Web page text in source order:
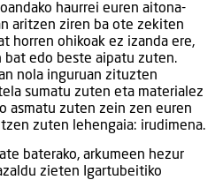
haurrei euren aitona-
aritzen ziren ba ote zekiten
horren ohikoak ez izanda ere,
bat edo beste aipatu zuten.
nola inguruan zituzten
sumatu zuten eta materialez
asmatu zuten zein zen euren
zuten lehengaia: irudimena.
baterako, arkumeen hezur
zieten Igartubeitiko